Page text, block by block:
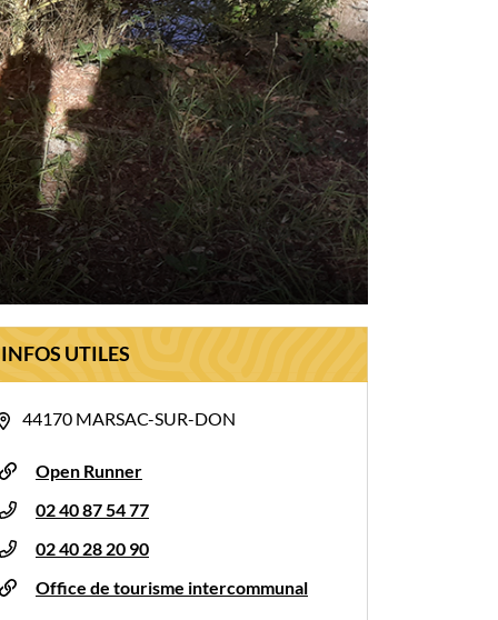
INFOS UTILES
44170 MARSAC-SUR-DON
Open Runner
02 40 87 54 77
02 40 28 20 90
Office de tourisme intercommunal